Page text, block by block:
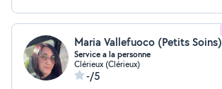
Maria Vallefuoco (Petits Soins)
Service a la personne
Clérieux (Clérieux)
-/5